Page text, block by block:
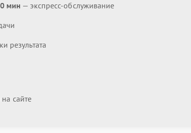
мин — экспресс-обслуживание
результата
сайте